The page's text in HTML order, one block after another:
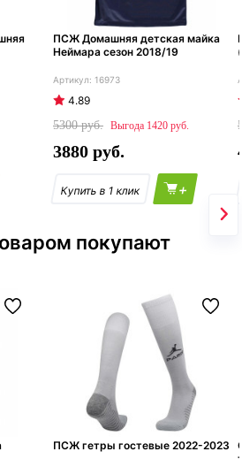
ПСЖ Домашняя детская майка
Неймара сезон 2018/19
16973
4.89
5300
1420
3880
+
покупают
ПСЖ гетры гостевые 2022-2023